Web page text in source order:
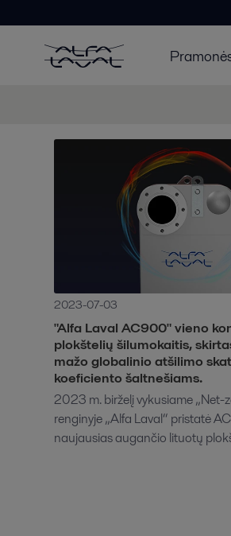
2023-07-03
"Alfa Laval AC900" vieno
plokštelių šilumokaitis,
mažo globalinio atšilimo
koeficiento šaltnešiams.
2023 m. birželį vykusiame „Net-
renginyje „Alfa Laval“ pristatė
naujausias augančio lituotų